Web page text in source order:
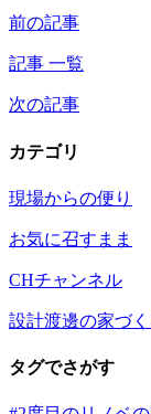
前の記事
記事 一覧
次の記事
カテゴリ
現場からの便り
お気に召すまま
CHチャンネル
設計渡邊の家づく
タグでさがす